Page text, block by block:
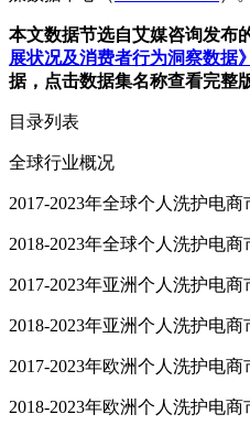
本文数据节选自艾媒咨询发布
展状况及消费者行为洞察数据》
据，点击数据集名称查看完整
目录列表
全球行业概况
2017-2023年全球个人洗护电
2018-2023年全球个人洗护电
2017-2023年亚洲个人洗护电
2018-2023年亚洲个人洗护电
2017-2023年欧洲个人洗护电商
2018-2023年欧洲个人洗护电